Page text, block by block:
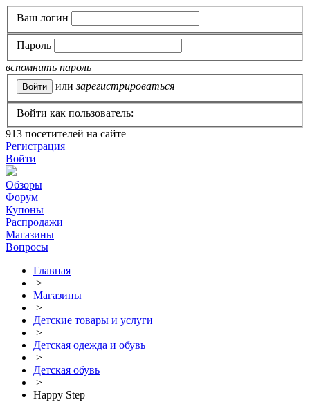
Ваш логин
Пароль
вспомнить пароль
или зарегистрироваться
Войти как пользователь:
913 посетителей на сайте
Регистрация
Войти
Обзоры
Форум
Купоны
Распродажи
Магазины
Вопросы
Главная
>
Магазины
>
Детские товары и услуги
>
Детская одежда и обувь
>
Детская обувь
>
Happy Step